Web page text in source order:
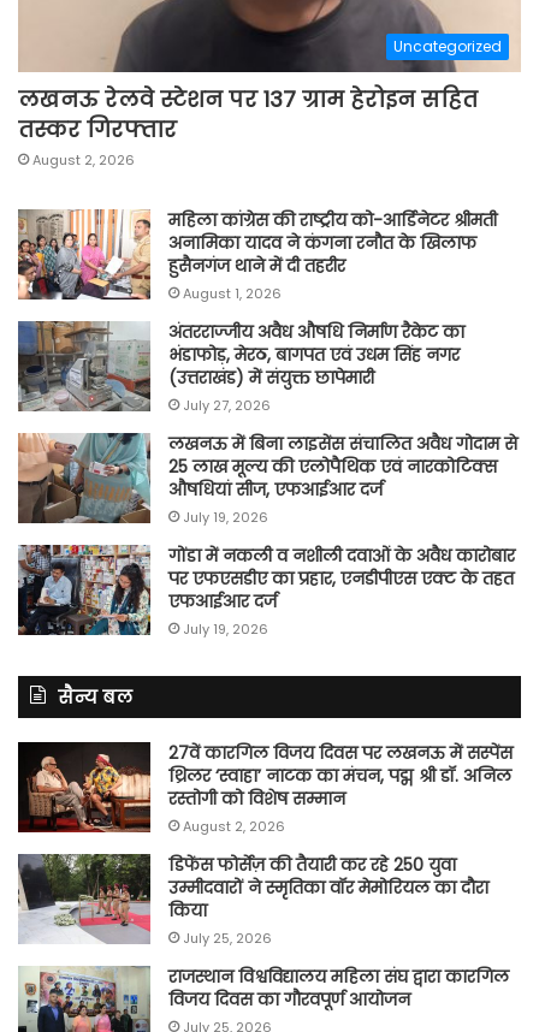
Uncategorized
लखनऊ रेलवे स्टेशन पर 137 ग्राम हेरोइन सहित
तस्कर गिरफ्तार
August 2, 2026
महिला कांग्रेस की राष्ट्रीय को-आर्डिनेटर श्रीमती
अनामिका यादव ने कंगना रनौत के खिलाफ
हुसैनगंज थाने में दी तहरीर
August 1, 2026
अंतरराज्जीय अवैध औषधि निर्माण रैकेट का
भंडाफोड़, मेरठ, बागपत एवं उधम सिंह नगर
(उत्तराखंड) में संयुक्त छापेमारी
July 27, 2026
लखनऊ में बिना लाइसेंस संचालित अवैध गोदाम से
25 लाख मूल्य की एलोपैथिक एवं नारकोटिक्स
औषधियां सीज, एफआईआर दर्ज
July 19, 2026
गोंडा में नकली व नशीली दवाओं के अवैध कारोबार
पर एफएसडीए का प्रहार, एनडीपीएस एक्ट के तहत
एफआईआर दर्ज
July 19, 2026
सैन्य बल
27वें कारगिल विजय दिवस पर लखनऊ में सस्पेंस
थ्रिलर ‘स्वाहा’ नाटक का मंचन, पद्म श्री डॉ. अनिल
रस्तोगी को विशेष सम्मान
August 2, 2026
डिफेंस फोर्सेज़ की तैयारी कर रहे 250 युवा
उम्मीदवारों ने स्मृतिका वॉर मेमोरियल का दौरा
किया
July 25, 2026
राजस्थान विश्वविद्यालय महिला संघ द्वारा कारगिल
विजय दिवस का गौरवपूर्ण आयोजन
July 25, 2026